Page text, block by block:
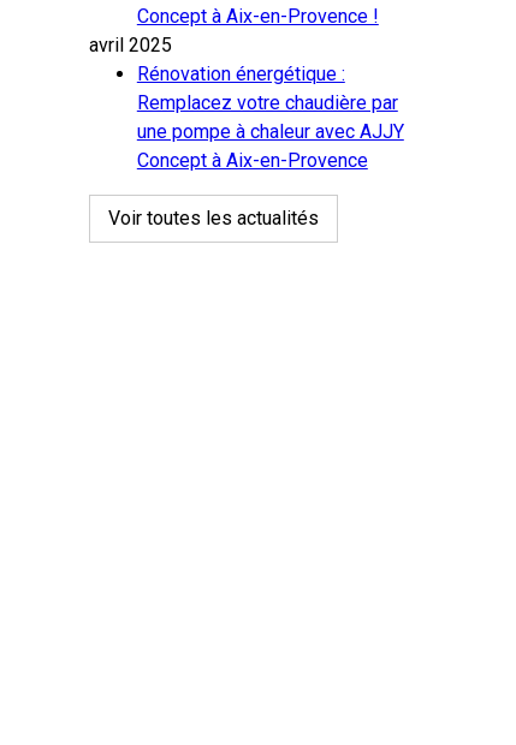
Concept à Aix-en-Provence !
avril 2025
Rénovation énergétique :
Remplacez votre chaudière par
une pompe à chaleur avec AJJY
Concept à Aix-en-Provence
Voir toutes les actualités